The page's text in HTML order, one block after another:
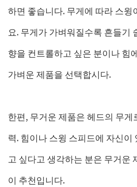
하면 좋습니다. 무게에 따라 스윙
요. 무게가 가벼워질수록 흔들기
향을 컨트롤하고 싶은 분이나 힘
가벼운 제품을 선택합시다.
한편, 무거운 제품은 헤드의 무게
력. 힘이나 스윙 스피드에 자신이
고 싶다고 생각하는 분은 무거운
이 추천입니다.